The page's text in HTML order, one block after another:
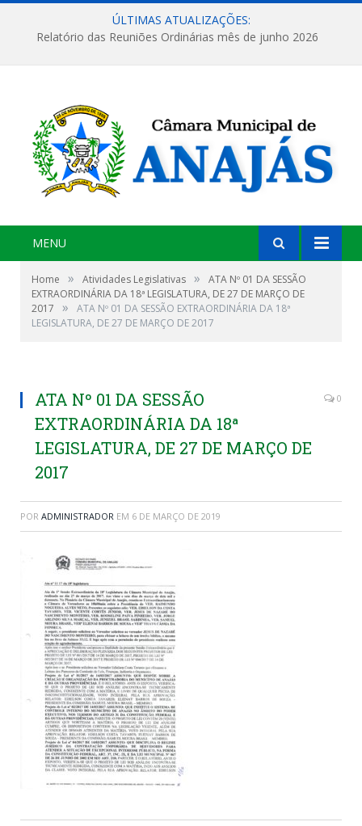
ÚLTIMAS ATUALIZAÇÕES:
Relatório das Reuniões Ordinárias mês de junho 2026
MENU
Home » Atividades Legislativas »
ATA Nº 01 DA SESSÃO
EXTRAORDINÁRIA DA 18ª LEGISLATURA, DE 27 DE MARÇO DE
2017
»
ATA Nº 01 DA SESSÃO EXTRAORDINÁRIA DA 18ª
LEGISLATURA, DE 27 DE MARÇO DE 2017
ATA Nº 01 DA SESSÃO
EXTRAORDINÁRIA DA 18ª
LEGISLATURA, DE 27 DE MARÇO DE
2017
0
POR ADMINISTRADOR EM 6 DE MARÇO DE 2019